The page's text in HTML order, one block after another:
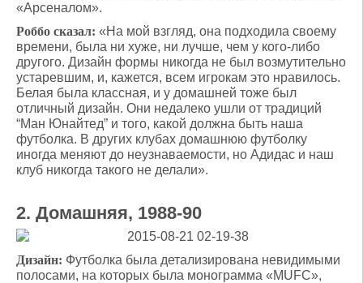
«Арсеналом».
Роббо сказал: «На мой взгляд, она подходила своему
времени, была ни хуже, ни лучше, чем у кого-либо
другого. Дизайн формы никогда не был возмутительно
устаревшим, и, кажется, всем игрокам это нравилось.
Белая была классная, и у домашней тоже был
отличный дизайн. Они недалеко ушли от традиций
“Ман Юнайтед” и того, какой должна быть наша
футболка. В других клубах домашнюю футболку
иногда меняют до неузнаваемости, но Адидас и наш
клуб никогда такого не делали».
2. Домашняя, 1988-90
Дизайн: Футболка была детализирована невидимыми
полосами, на которых была монограмма «MUFC»,